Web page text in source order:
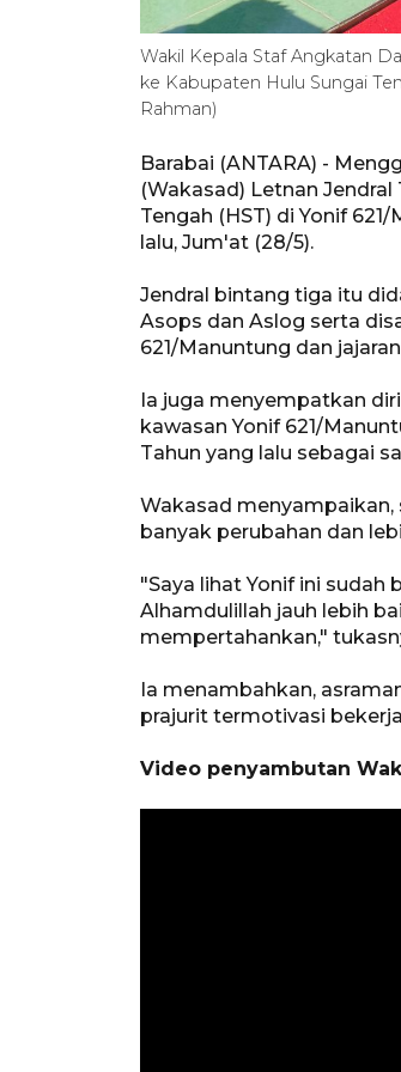
Wakil Kepala Staf Angkatan
ke Kabupaten Hulu Sungai
Rahman)
Barabai (ANTARA) -
(Wakasad) Letnan
Tengah (HST) di Yonif
lalu, Jum'at (28/5).
Jendral bintang tiga itu
Asops dan Aslog serta
621/Manuntung dan
Ia juga menyempatkan
kawasan Yonif 621/
Tahun yang lalu sebagai
Wakasad menyampaikan,
banyak perubahan dan
"Saya lihat Yonif ini
Alhamdulillah jauh lebih
mempertahankan,"
Ia menambahkan,
prajurit termotivasi
Video penyambutan